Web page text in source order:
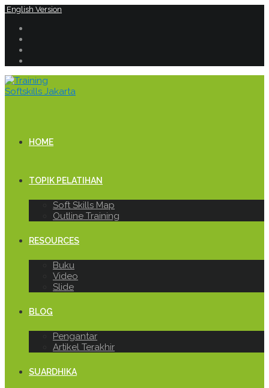
English Version
HOME
TOPIK PELATIHAN
Soft Skills Map
Outline Training
RESOURCES
Buku
Video
Slide
BLOG
Pengantar
Artikel Terakhir
SUARDHIKA